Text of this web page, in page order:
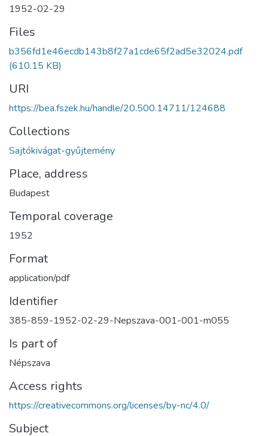
1952-02-29
Files
b356fd1e46ecdb143b8f27a1cde65f2ad5e32024.pdf
(610.15 KB)
URI
https://bea.fszek.hu/handle/20.500.14711/124688
Collections
Sajtókivágat-gyűjtemény
Place, address
Budapest
Temporal coverage
1952
Format
application/pdf
Identifier
385-859-1952-02-29-Nepszava-001-001-m055
Is part of
Népszava
Access rights
https://creativecommons.org/licenses/by-nc/4.0/
Subject